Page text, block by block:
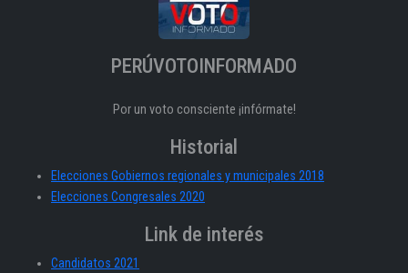
PERÚVOTOINFORMADO
Por un voto consciente ¡infórmate!
Historial
Elecciones Gobiernos regionales y municipales 2018
Elecciones Congresales 2020
Link de interés
Candidatos 2021